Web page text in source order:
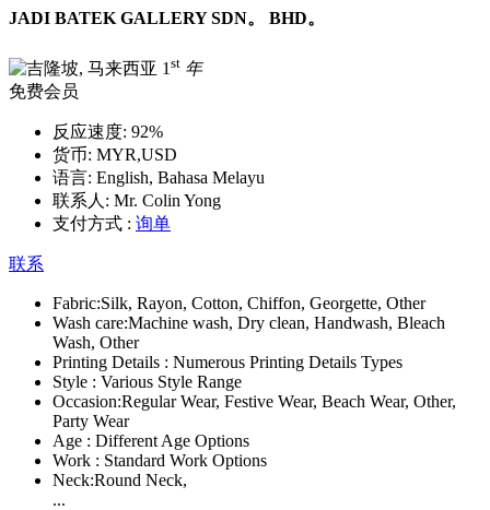
JADI BATEK GALLERY SDN。 BHD。
1 st 年
免费会员
反应速度: 92%
货币: MYR,USD
语言: English, Bahasa Melayu
联系人: Mr. Colin Yong
支付方式 : 询单
联系
Fabric:Silk, Rayon, Cotton, Chiffon, Georgette, Other
Wash care:Machine wash, Dry clean, Handwash, Bleach
Wash, Other
Printing Details : Numerous Printing Details Types
Style : Various Style Range
Occasion:Regular Wear, Festive Wear, Beach Wear, Other,
Party Wear
Age : Different Age Options
Work : Standard Work Options
Neck:Round Neck,
...